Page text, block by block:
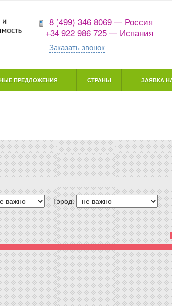
8 (499) 346 8069 — Россия
+34 922 986 725 — Испания
Заказать звонок
ПРЕДЛОЖЕНИЯ СТРАНЫ ЗАЯВКА
Город: